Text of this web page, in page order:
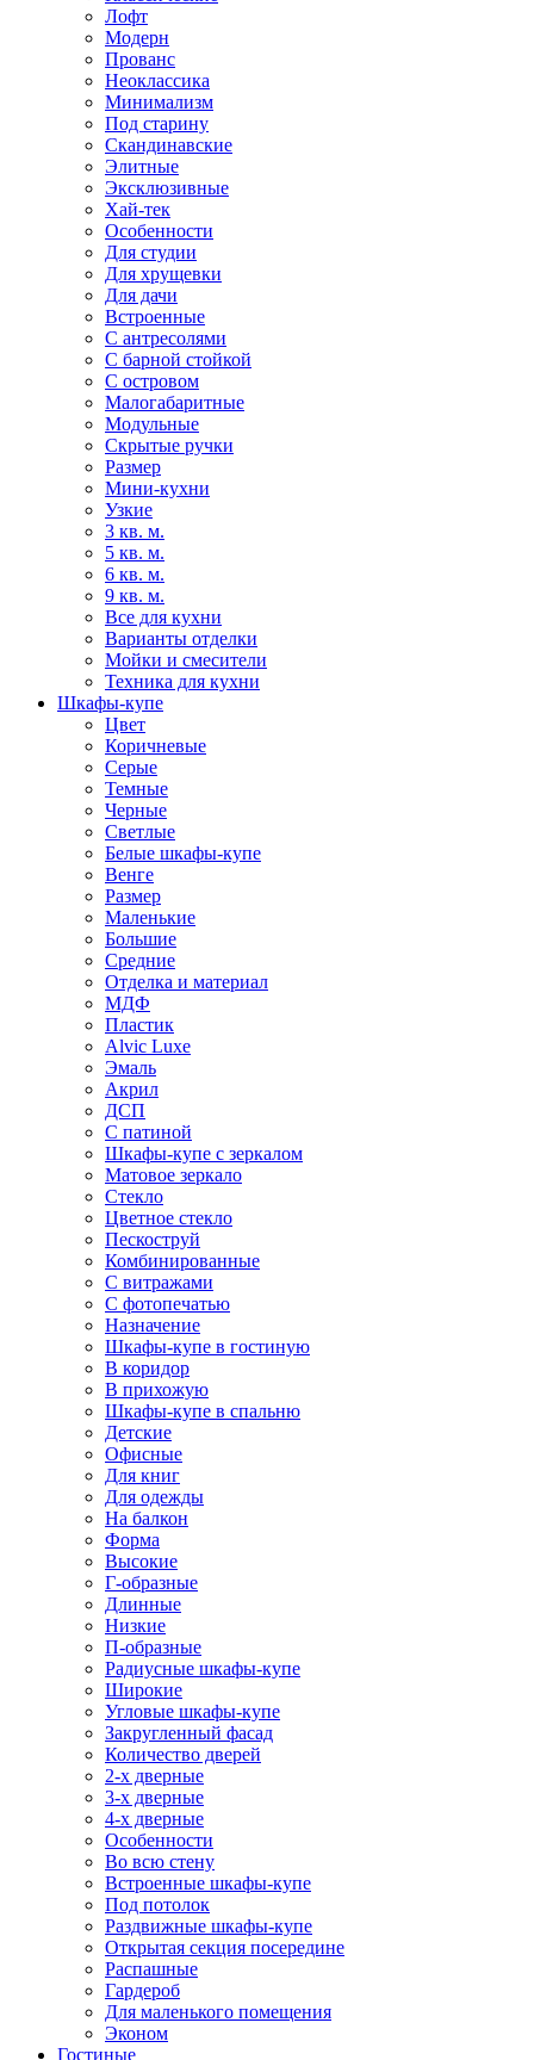
Лофт
Модерн
Прованс
Неоклассика
Минимализм
Под старину
Скандинавские
Элитные
Эксклюзивные
Хай-тек
Особенности
Для студии
Для хрущевки
Для дачи
Встроенные
С антресолями
С барной стойкой
С островом
Малогабаритные
Модульные
Скрытые ручки
Размер
Мини-кухни
Узкие
3 кв. м.
5 кв. м.
6 кв. м.
9 кв. м.
Все для кухни
Варианты отделки
Мойки и смесители
Техника для кухни
Шкафы-купе
Цвет
Коричневые
Серые
Темные
Черные
Светлые
Белые шкафы-купе
Венге
Размер
Маленькие
Большие
Средние
Отделка и материал
МДФ
Пластик
Alvic Luxe
Эмаль
Акрил
ДСП
С патиной
Шкафы-купе с зеркалом
Матовое зеркало
Стекло
Цветное стекло
Пескоструй
Комбинированные
С витражами
С фотопечатью
Назначение
Шкафы-купе в гостиную
В коридор
В прихожую
Шкафы-купе в спальню
Детские
Офисные
Для книг
Для одежды
На балкон
Форма
Высокие
Г-образные
Длинные
Низкие
П-образные
Радиусные шкафы-купе
Широкие
Угловые шкафы-купе
Закругленный фасад
Количество дверей
2-х дверные
3-х дверные
4-х дверные
Особенности
Во всю стену
Встроенные шкафы-купе
Под потолок
Раздвижные шкафы-купе
Открытая секция посередине
Распашные
Гардероб
Для маленького помещения
Эконом
Гостиные